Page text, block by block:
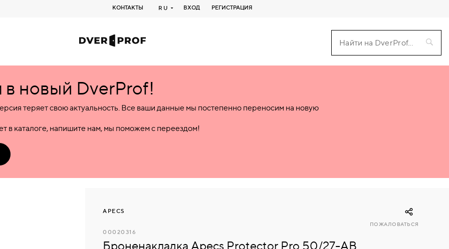
КОНТАКТЫ RU ВХОД РЕГИСТРАЦИЯ
новый DverProf!
теряет свою актуальность. Все ваши данные мы постепенно переносим на новую
в каталоге, напишите нам, мы поможем с переездом!
APECS
00020316
Броненакладка Apecs Protector Pro 50/27-AB
ПОЖАЛОВАТЬСЯ